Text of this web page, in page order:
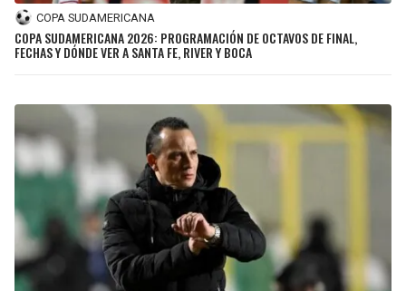
CARDINALS
SEAHAWKS
BEARS
MAVERICKS
PELICANS
SPURS
COPA SUDAMERICANA
COPA SUDAMERICANA 2026: PROGRAMACIÓN DE OCTAVOS DE FINAL,
FECHAS Y DÓNDE VER A SANTA FE, RIVER Y BOCA